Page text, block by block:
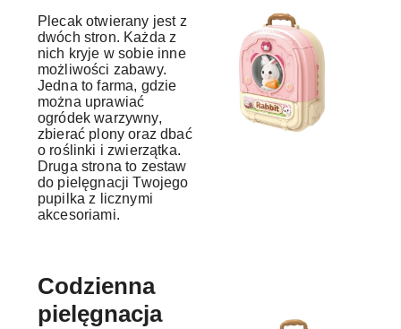
Plecak otwierany jest z
dwóch stron. Każda z
nich kryje w sobie inne
możliwości zabawy.
Jedna to farma, gdzie
można uprawiać
ogródek warzywny,
zbierać plony oraz dbać
o roślinki i zwierzątka.
Druga strona to zestaw
do pielęgnacji Twojego
pupilka z licznymi
akcesoriami.
Codzienna
pielęgnacja